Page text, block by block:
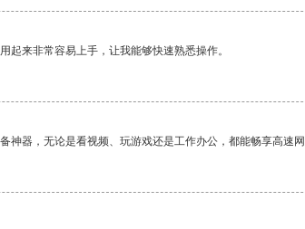
起来非常容易上手，让我能够快速熟悉操作。
神器，无论是看视频、玩游戏还是工作办公，都能畅享高速